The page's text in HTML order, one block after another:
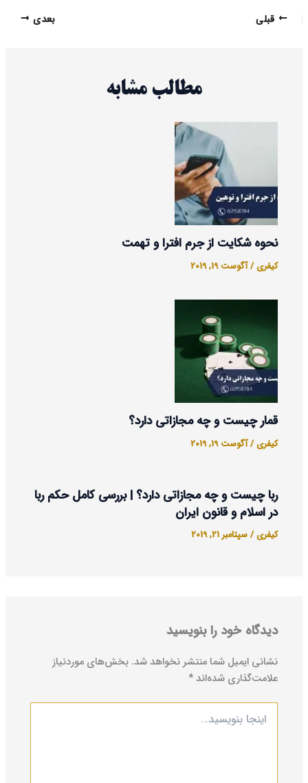
قبلی بعدی
مطالب مشابه
نحوه شکایت از جرم افترا و تهمت
کیفری/آگوست 19, 2019
قمار چیست و چه مجازاتی دارد؟
کیفری/آگوست 19, 2019
ربا چیست و چه مجازاتی دارد؟ | بررسی کامل حکم ربا
در اسلام و قانون ایران
کیفری/سپتامبر 21, 2019
دیدگاه‌ خود را بنویسید
نشانی ایمیل شما منتشر نخواهد شد. بخش‌های موردنیاز
علامت‌گذاری شده‌اند*
بنویسید…